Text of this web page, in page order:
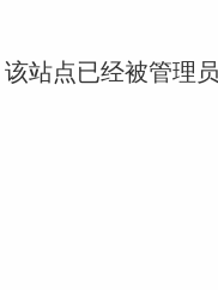
站点已经被管理